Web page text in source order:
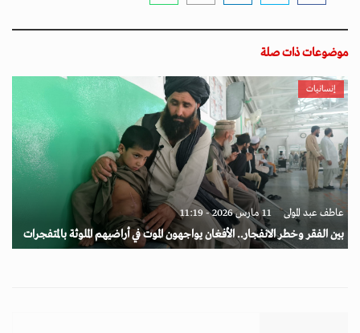
موضوعات ذات صلة
إنسانيات
عاطف عبد المولى 11 مارس 2026 - 11:19
بين الفقر وخطر الانفجار.. الأفغان يواجهون الموت في أراضيهم الملوثة بالمتفجرات